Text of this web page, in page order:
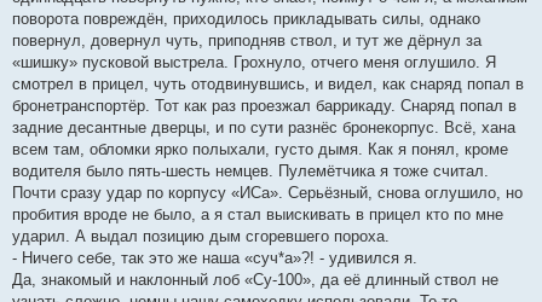
поворота повреждён, приходилось прикладывать силы, однако
повернул, довернул чуть, приподняв ствол, и тут же дёрнул за
«шишку» пусковой выстрела. Грохнуло, отчего меня оглушило. Я
смотрел в прицел, чуть отодвинувшись, и видел, как снаряд попал в
бронетранспортёр. Тот как раз проезжал баррикаду. Снаряд попал в
задние десантные дверцы, и по сути разнёс бронекорпус. Всё, хана
всем там, обломки ярко полыхали, густо дымя. Как я понял, кроме
водителя было пять-шесть немцев. Пулемётчика я тоже считал.
Почти сразу удар по корпусу «ИСа». Серьёзный, снова оглушило, но
пробития вроде не было, а я стал выискивать в прицел кто по мне
ударил. А выдал позицию дым сгоревшего пороха.
- Ничего себе, так это же наша «суч*а»?! - удивился я.
Да, знакомый и наклонный лоб «Су-100», да её длинный ствол не